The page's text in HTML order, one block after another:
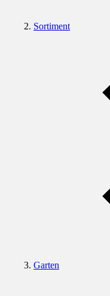
Sortiment
Garten